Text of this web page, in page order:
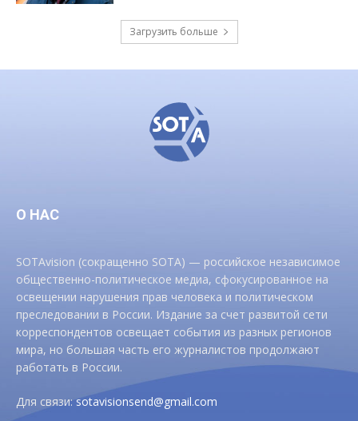
Загрузить больше
О НАС
SOTAvision (сокращенно SOTA) — российское независимое
общественно-политическое медиа, сфокусированное на
освещении нарушения прав человека и политическом
преследовании в России. Издание за счет развитой сети
корреспондентов освещает события из разных регионов
мира, но большая часть его журналистов продолжают
работать в России.
Для связи:sotavisionsend@gmail.com